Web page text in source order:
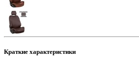
Краткие характеристики